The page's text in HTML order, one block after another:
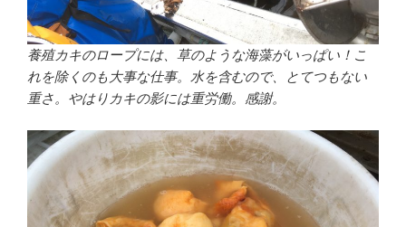
養殖カキのロープには、草のような海藻がいっぱい！こ
れを除くのも大事な仕事。水を含むので、とてつもない
重さ。やはりカキの影には重労働。感謝。